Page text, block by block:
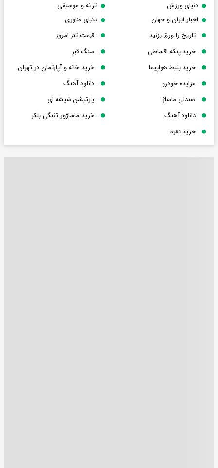
دنیای ورزش
ترانه و موسیقی
اخبار ایران و جهان
دنیای فناوری
تاریخ را ورق بزنید
قیمت تتر امروز
خرید پنکه اقساطی
سنگ قبر
خرید بلیط هواپیما
خرید خانه و آپارتمان در تهران
مزایده خودرو
دانلود آهنگ
صندلی ماساژ
پارتیشن شیشه ای
دانلود آهنگ
خرید ماساژور تفنگی بلکر
خرید نقره